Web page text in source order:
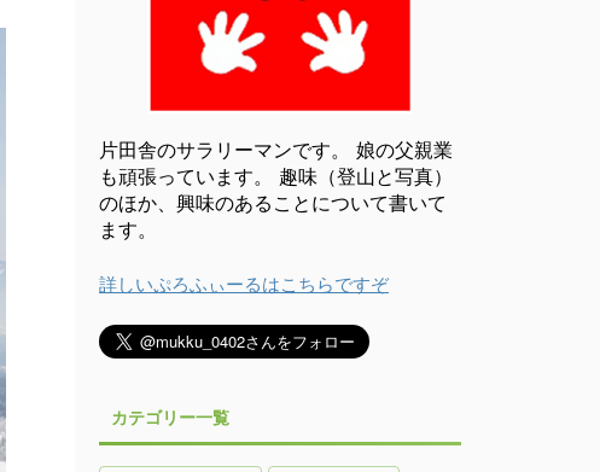
片田舎のサラリーマンです。 娘の父親業
も頑張っています。 趣味（登山と写真）
のほか、興味のあることについて書いて
ます。
詳しいぷろふぃーるはこちらですぞ
カテゴリー一覧